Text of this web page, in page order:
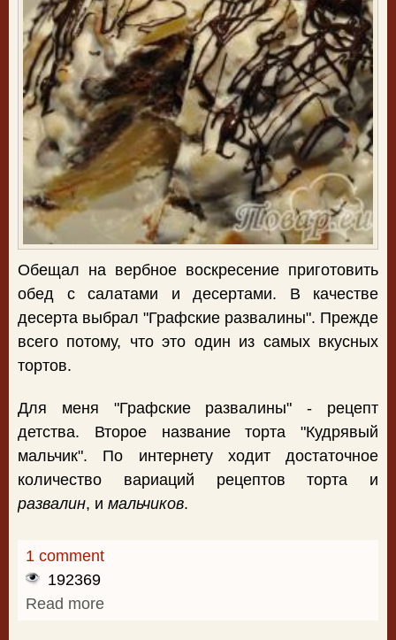
Обещал на вербное воскресение приготовить
обед с салатами и десертами. В качестве
десерта выбрал "Графские развалины". Прежде
всего потому, что это один из самых вкусных
тортов.
Для меня "Графские развалины" - рецепт
детства. Второе название торта "Кудрявый
мальчик". По интернету ходит достаточное
количество вариаций рецептов торта и
развалин, и мальчиков.
1 comment
192369
Read more